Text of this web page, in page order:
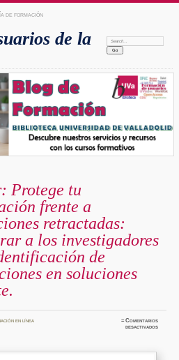
DE FORMACIÓN
de la
Search:
Protege tu
frente a
retractadas:
a los investigadores
de
en soluciones
en línea ≈Comentarios
desactivadosen